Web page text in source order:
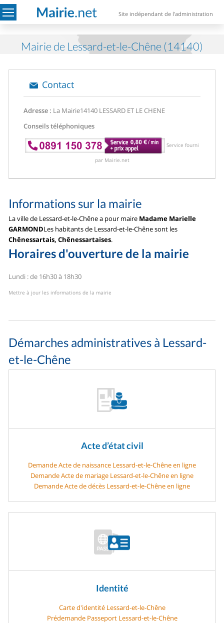
Site indépendant de l'administration
Mairie de Lessard-et-le-Chêne (14140)
Contact
Adresse : La Mairie14140 LESSARD ET LE CHENE
Conseils téléphoniques
Service fourni
par Mairie.net
Informations sur la mairie
La ville de Lessard-et-le-Chêne a pour maire Madame Marielle
GARMONDLes habitants de Lessard-et-le-Chêne sont les
Chênessartais, Chênessartaises.
Horaires d'ouverture de la mairie
Lundi : de 16h30 à 18h30
Mettre à jour les informations de la mairie
Démarches administratives à Lessard-
et-le-Chêne
Acte d’état civil
Demande Acte de naissance Lessard-et-le-Chêne en ligne
Demande Acte de mariage Lessard-et-le-Chêne en ligne
Demande Acte de décès Lessard-et-le-Chêne en ligne
Identité
Carte d'identité Lessard-et-le-Chêne
Prédemande Passeport Lessard-et-le-Chêne